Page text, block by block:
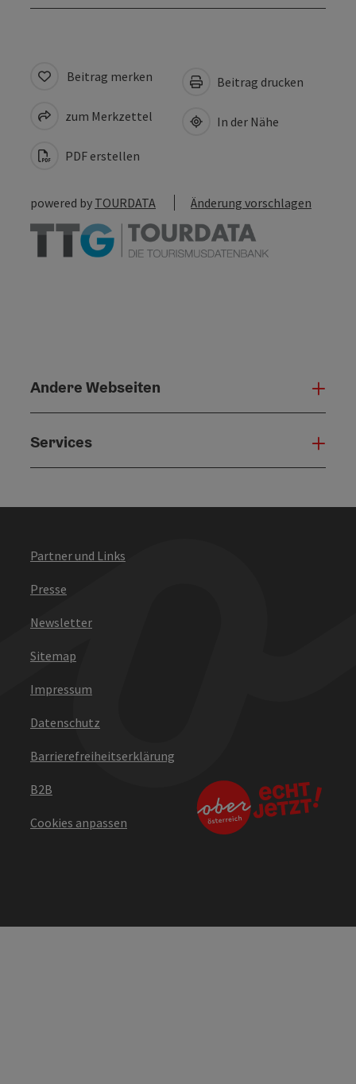
Beitrag merken
zum Merkzettel
PDF erstellen
Beitrag drucken
In der Nähe
powered by TOURDATA Änderung vorschlagen
Andere Webseiten
Services
Partner und Links
Presse
Newsletter
Sitemap
Impressum
Datenschutz
Barrierefreiheitserklärung
B2B
Cookies anpassen